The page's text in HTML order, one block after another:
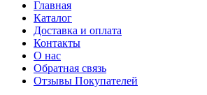
Главная
Каталог
Доставка и оплата
Контакты
О нас
Обратная связь
Отзывы Покупателей